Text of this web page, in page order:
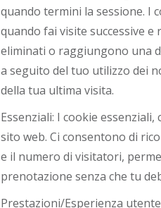
quando termini la sessione. I
quando fai visite successive
eliminati o raggiungono una
a seguito del tuo utilizzo dei
della tua ultima visita.
Essenziali: I cookie
sito web. Ci consentono di
e il numero di visitatori,
prenotazione senza che tu
Prestazioni/Esperienza